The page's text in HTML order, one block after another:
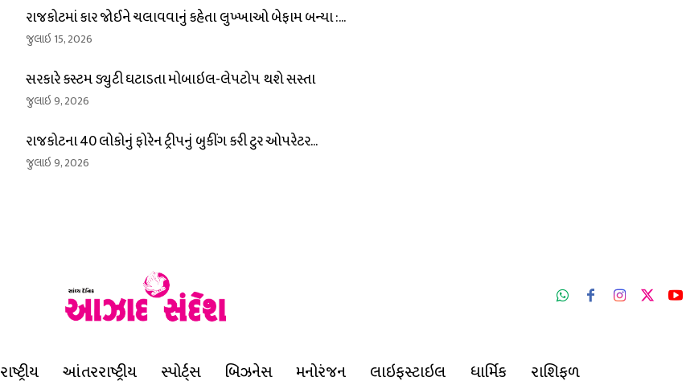
રાજકોટમાં કાર જોઈને ચલાવવાનું કહેતા લુખ્ખાઓ બેફામ બન્યા :...
જુલાઇ 15, 2026
સરકારે કસ્ટમ ડ્યુટી ઘટાડતા મોબાઇલ-લેપટોપ થશે સસ્તા
જુલાઇ 9, 2026
રાજકોટના 40 લોકોનું ફોરેન ટ્રીપનું બુકીંગ કરી ટુર ઓપરેટર...
જુલાઇ 9, 2026
રાષ્ટ્રીય આંતરરાષ્ટ્રીય સ્પોર્ટ્સ બિઝનેસ મનોરંજન લાઇફસ્ટાઇલ ધાર્મિક રાશિફળ